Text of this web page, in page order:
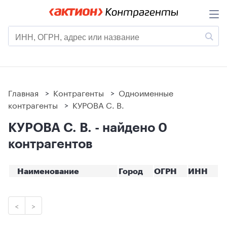
Главная > Контрагенты > Одноименные
контрагенты > КУРОВА С. В.
КУРОВА С. В. - найдено 0
контрагентов
Наименование Город ОГРН ИНН
< >